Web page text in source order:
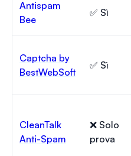
Antispam
Bee
✅ Sì
Captcha by
BestWebSoft
✅ Sì
CleanTalk
Anti-Spam
❌ Solo
prova